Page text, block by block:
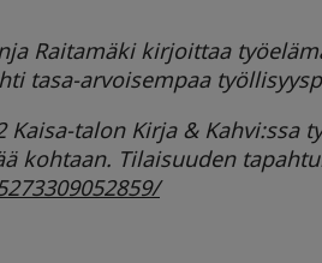
Raitamäki kirjoittaa
tasa-arvoisempaa
Kaisa-talon Kirja & Kahvi:ssa
kohtaan. Tilaisuuden